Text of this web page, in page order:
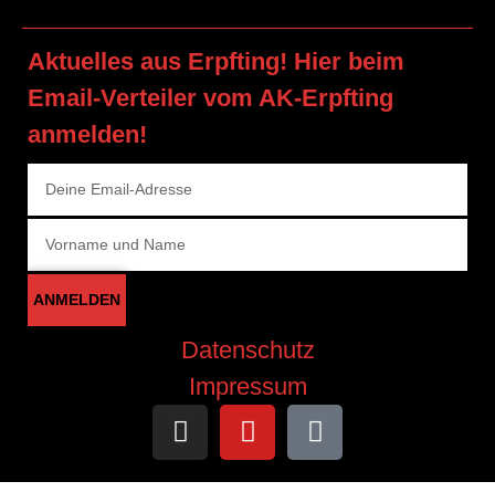
Aktuelles aus Erpfting! Hier beim
Email-Verteiler vom AK-Erpfting
anmelden!
ANMELDEN
Datenschutz
Impressum